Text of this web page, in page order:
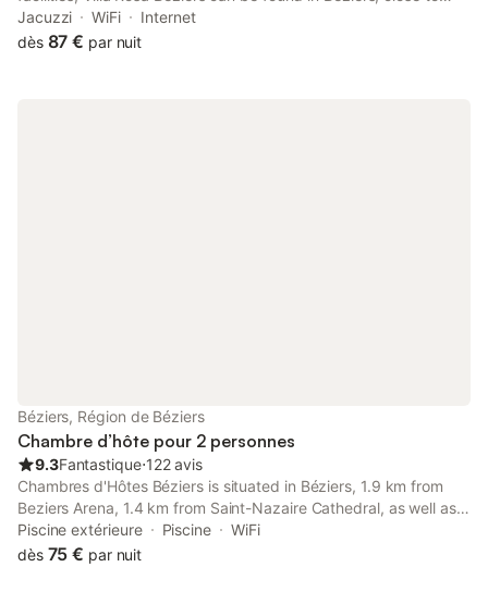
Saint-Nazaire Cathedral and 1.8 km from Beziers Arena.
Jacuzzi WiFi
Internet
dès 87 € par nuit
Béziers, Région de Béziers
Chambre d’hôte pour 2 personnes
9.3Fantastique⋅122 avis
Chambres d'Hôtes Béziers is situated in Béziers, 1.9 km from
Beziers Arena, 1.4 km from Saint-Nazaire Cathedral, as well as
4.9 km from Fonserannes Lock. This bed and breakfast has a
private pool and a garden.
Piscine extérieure Piscine
WiFi
dès 75 € par nuit